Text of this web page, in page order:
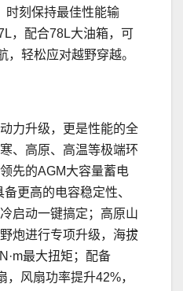
时刻保持最佳性能输
，配合78L大油箱，可
，轻松应对越野穿越。
力升级，更是性能的全
、高原、高温等极端环
先的AGM大容量蓄电
更高的电容稳定性、
启动一键搞定；高原山
炮进行专项升级，海拔
最大扭矩；配备
风扇功率提升42%，